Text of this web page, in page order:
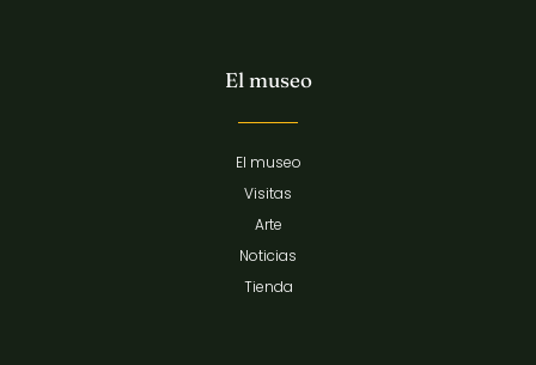
El museo
El museo
Visitas
Arte
Noticias
Tienda